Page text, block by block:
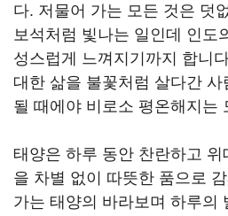
다. 저물어 가는 모든 것은 덧
보석처럼 빛나는 일인데 인도
성스럽게 느껴지기까지 합니
대한 삶을 불꽃처럼 살다간 사
될 때에야 비로소 평온해지는
태양은 하루 동안 찬란하고
을 차별 없이 따뜻한 품으로
가는 태양의 바라보며 하루의